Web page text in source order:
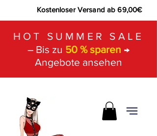
Kostenloser Versand ab 69,00€
HOT SUMMER SALE
– Bis zu 50 % sparen →
Angebote ansehen